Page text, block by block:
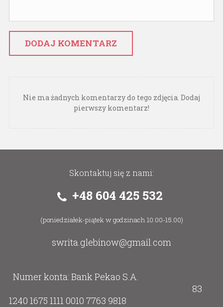
DODAJ KOMENTARZ
Nie ma żadnych komentarzy do tego zdjęcia. Dodaj
pierwszy komentarz!
Skontaktuj się z nami:
+48 604 425 532
(poniedziałek-piątek w godzinach 10.00-15.00)
swrita.glebinow@gmail.com
Numer konta: Bank Pekao S.A.
83
1240 1675 1111 0010 7763 9818